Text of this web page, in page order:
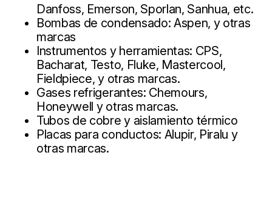
Danfoss, Emerson, Sporlan, Sanhua, etc.
Bombas de condensado: Aspen, y otras
marcas
Instrumentos y herramientas: CPS,
Bacharat, Testo, Fluke, Mastercool,
Fieldpiece, y otras marcas.
Gases refrigerantes: Chemours,
Honeywell y otras marcas.
Tubos de cobre y aislamiento térmico
Placas para conductos: Alupir, Piralu y
otras marcas.